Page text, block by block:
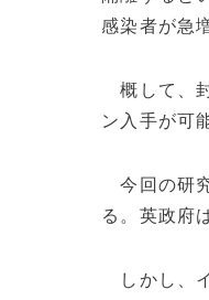
感染者が急
概して、
ン入手が可
今回の研
る。英政府
しかし、